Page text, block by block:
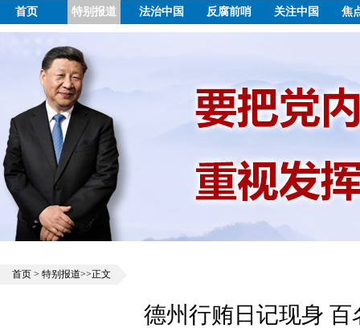
首页 特别报道 法治中国 反腐前哨 关注中国 焦
首页 > 特别报道>>正文
德州行贿日记现身